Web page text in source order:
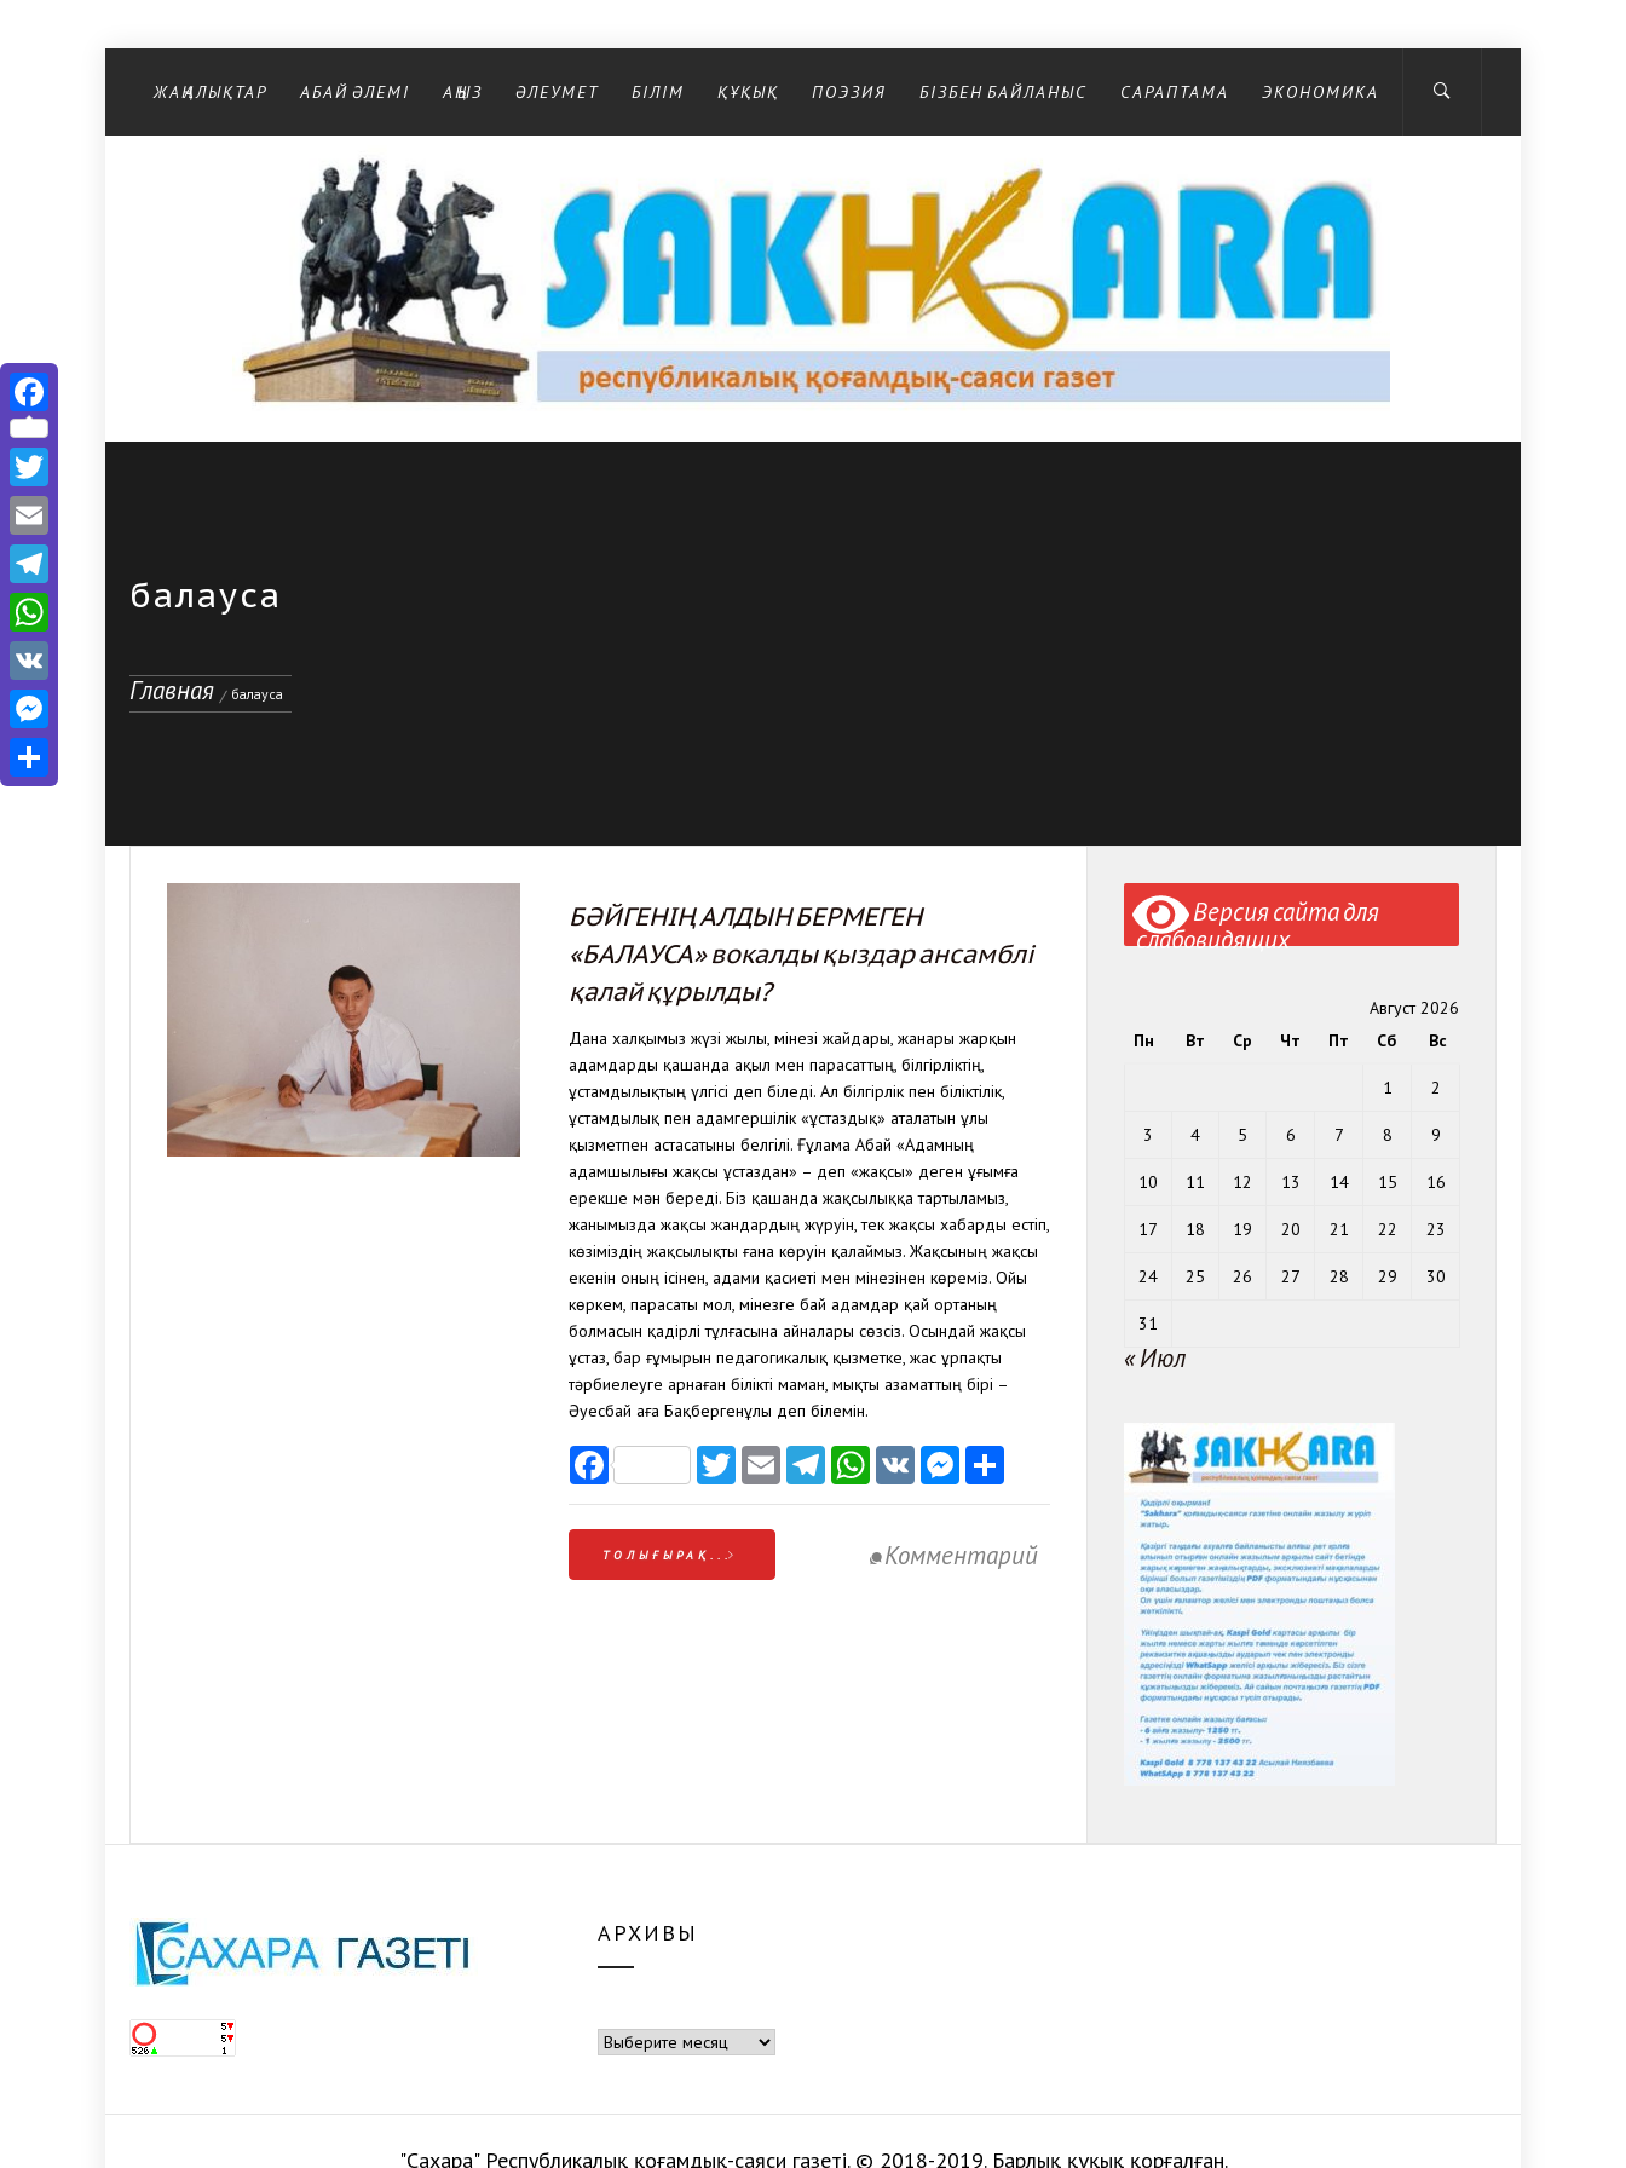
Перейти к содержимому
ЖАҢАЛЫҚТАР АБАЙ ӘЛЕМІ АҢЫЗ ӘЛЕУМЕТ БІЛІМ ҚҰҚЫҚ ПОЭЗИЯ БІЗБЕН БАЙЛАНЫС САРАПТАМА ЭКОНОМИКА
Республикалық қоғамдық-саяси газеті
балауса
Главная балауса
БӘЙГЕНІҢ АЛДЫН БЕРМЕГЕН
«БАЛАУСА» вокалды қыздар ансамблі
қалай құрылды?
Дана халқымыз жүзі жылы, мінезі жайдары, жанары жарқын
адамдарды қашанда ақыл мен парасаттың, білгірліктің,
ұстамдылықтың үлгісі деп біледі. Ал білгірлік пен біліктілік,
ұстамдылық пен адамгершілік «ұстаздық» аталатын ұлы
қызметпен астасатыны белгілі. Ғұлама Абай «Адамның
адамшылығы жақсы ұстаздан» – деп «жақсы» деген ұғымға
ерекше мән береді. Біз қашанда жақсылыққа тартыламыз,
жанымызда жақсы жандардың жүруін, тек жақсы хабарды естіп,
көзіміздің жақсылықты ғана көруін қалаймыз. Жақсының жақсы
екенін оның ісінен, адами қасиеті мен мінезінен көреміз. Ойы
көркем, парасаты мол, мінезге бай адамдар қай ортаның
болмасын қадірлі тұлғасына айналары сөзсіз. Осындай жақсы
ұстаз, бар ғұмырын педагогикалық қызметке, жас ұрпақты
тәрбиелеуге арнаған білікті маман, мықты азаматтың бірі –
Әуесбай аға Бақбергенұлы деп білемін.
FacebookTwitter
EmailTelegram
WhatsApp
VKMessenger
Отправить
ТОЛЫҒЫРАҚ... Комментарий
Версия сайта для
слабовидящих
Август 2026
Пн
Вт Ср Чт Пт Сб Вс
1 2
3 4 5 6 7 8 9
10 11 12 13 14 15 16
17 18 19 20 21 22 23
24 25 26 27 28 29 30
31
« Июл
АРХИВЫ
Архивы
"Сахара" Республикалық қоғамдық-саяси газеті. © 2018-2019. Барлық құқық қорғалған.
Facebook
Twitter
Email
Telegram
WhatsApp
VK
Messenger
Отправить